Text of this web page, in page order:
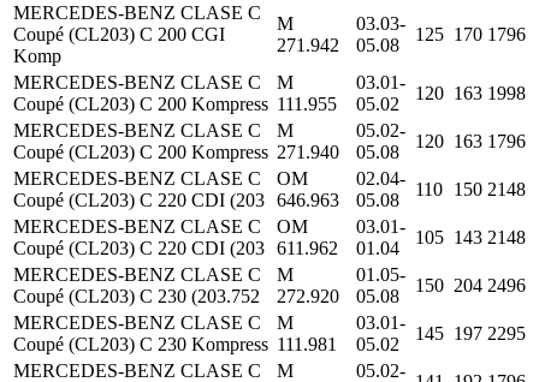
MERCEDES-BENZ CLASE C
Coupé (CL203) C 200 CGI
Komp
M
271.942
03.03-
05.08
125 170 1796
MERCEDES-BENZ CLASE C
Coupé (CL203) C 200 Kompress
M
111.955
03.01-
05.02
120 163 1998
MERCEDES-BENZ CLASE C
Coupé (CL203) C 200 Kompress
M
271.940
05.02-
05.08
120 163 1796
MERCEDES-BENZ CLASE C
Coupé (CL203) C 220 CDI (203
OM
646.963
02.04-
05.08
110 150 2148
MERCEDES-BENZ CLASE C
Coupé (CL203) C 220 CDI (203
OM
611.962
03.01-
01.04
105 143 2148
MERCEDES-BENZ CLASE C
Coupé (CL203) C 230 (203.752
M
272.920
01.05-
05.08
150 204 2496
MERCEDES-BENZ CLASE C
Coupé (CL203) C 230 Kompress
M
111.981
03.01-
05.02
145 197 2295
MERCEDES-BENZ CLASE C
M
05.02-